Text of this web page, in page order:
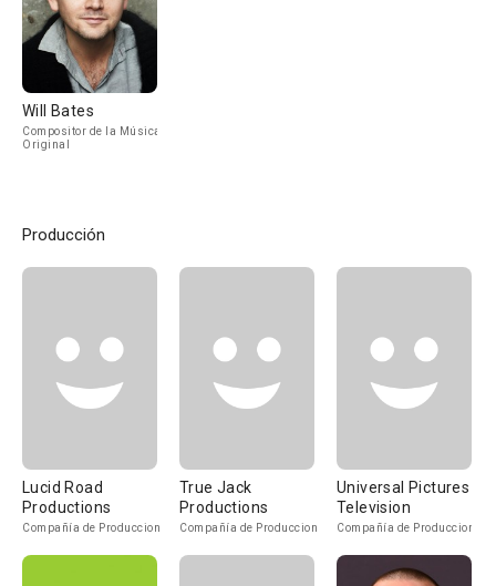
Will Bates
Compositor de la Música
Original
Producción
Lucid Road
Productions
Compañía de Produccion
True Jack
Productions
Compañía de Produccion
Universal Pictures
Television
Compañía de Produccion